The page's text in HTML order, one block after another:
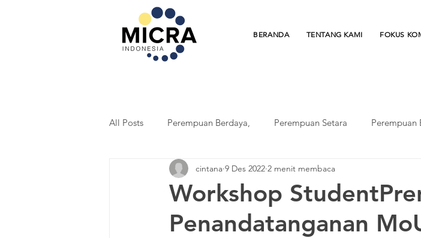
BERANDA TENTANG KAMI FOKUS
All Posts Perempuan Berdaya, Perempuan Setara Perempuan
Penguatan Koperasi ER Indonesia Merdeka Belajar
StudentPreneur progam StudentPreneur program Finansial
Workshop
Penandatanganan
cintana 9 Des 2022 2 menit membaca